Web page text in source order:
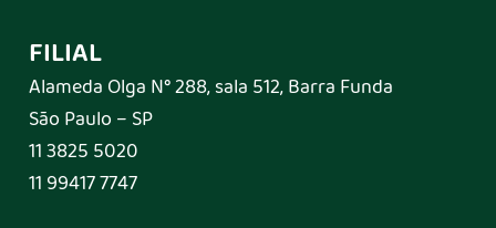
FILIAL
Alameda Olga N° 288, sala 512, Barra Funda
São Paulo – SP
11 3825 5020
11 99417 7747